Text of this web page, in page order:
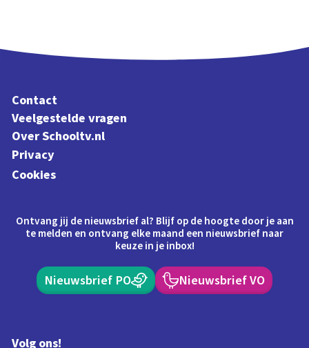
Contact
Veelgestelde vragen
Over Schooltv.nl
Privacy
Cookies
Ontvang jij de nieuwsbrief al? Blijf op de hoogte door je aan
te melden en ontvang elke maand een nieuwsbrief naar
keuze in je inbox!
Nieuwsbrief PO Nieuwsbrief VO
Volg ons!